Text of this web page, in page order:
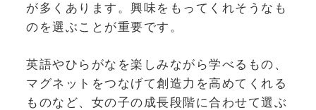
が多くあります。興味をもってくれそうなも
のを選ぶことが重要です。
英語やひらがなを楽しみながら学べるもの、
マグネットをつなげて創造力を高めてくれる
ものなど、女の子の成長段階に合わせて選ぶ